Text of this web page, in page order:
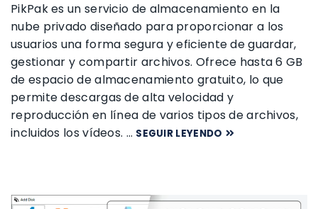
PikPak ​​es un servicio de almacenamiento en la
nube privado diseñado para proporcionar a los
usuarios una forma segura y eficiente de guardar,
gestionar y compartir archivos. Ofrece hasta 6 GB
de espacio de almacenamiento gratuito, lo que
permite descargas de alta velocidad y
reproducción en línea de varios tipos de archivos,
incluidos los vídeos. … SEGUIR LEYENDO